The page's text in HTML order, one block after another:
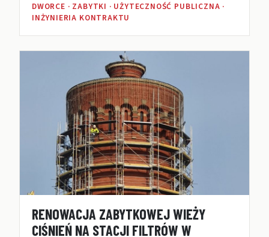
DWORCE · ZABYTKI · UŻYTECZNOŚĆ PUBLICZNA ·
INŻYNIERIA KONTRAKTU
RENOWACJA ZABYTKOWEJ WIEŻY
CIŚNIEŃ NA STACJI FILTRÓW W